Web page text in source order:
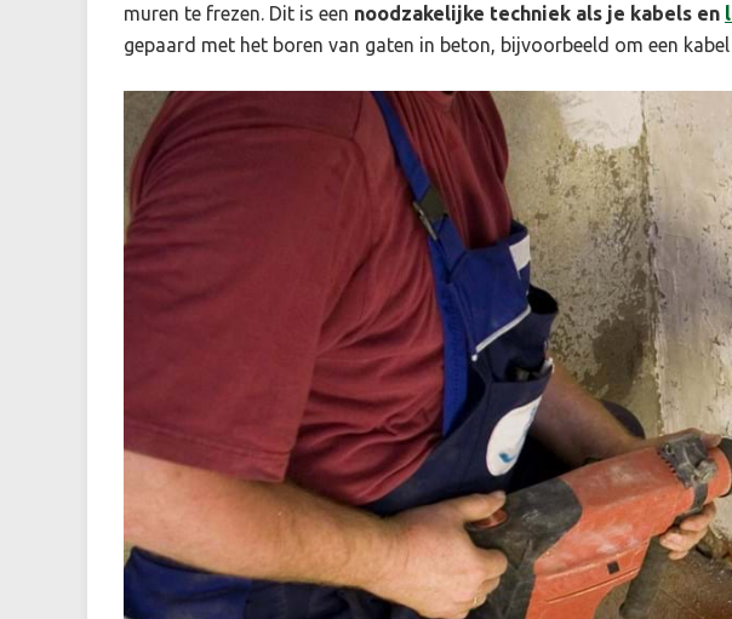
muren te frezen. Dit is een noodzakelijke techniek als je kabels en
gepaard met het boren van gaten in beton, bijvoorbeeld om een